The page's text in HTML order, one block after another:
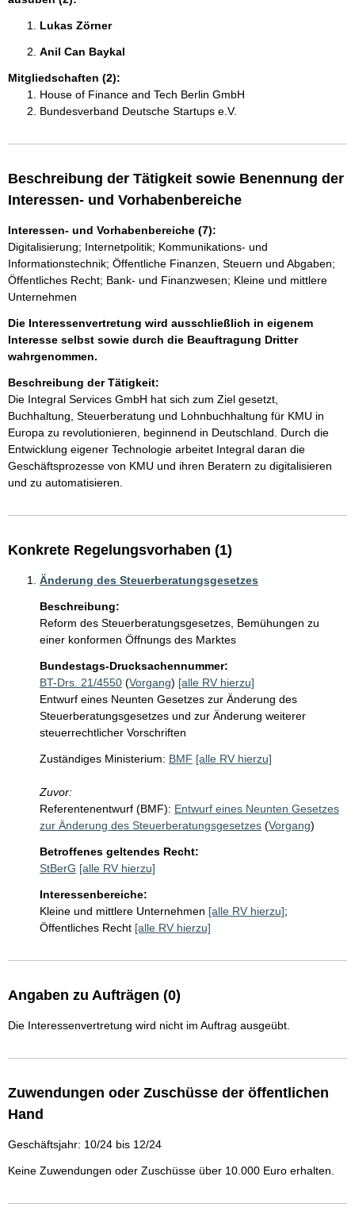
Lukas Zörner
Anil Can Baykal
Mitgliedschaften (2):
House of Finance and Tech Berlin GmbH
Bundesverband Deutsche Startups e.V.
Beschreibung der Tätigkeit sowie Benennung der
Interessen- und Vorhabenbereiche
Interessen- und Vorhabenbereiche (7):
Digitalisierung; Internetpolitik; Kommunikations- und
Informationstechnik; Öffentliche Finanzen, Steuern und Abgaben;
Öffentliches Recht; Bank- und Finanzwesen; Kleine und mittlere
Unternehmen
Die Interessenvertretung wird ausschließlich in eigenem
Interesse selbst sowie durch die Beauftragung Dritter
wahrgenommen.
Beschreibung der Tätigkeit:
Die Integral Services GmbH hat sich zum Ziel gesetzt,
Buchhaltung, Steuerberatung und Lohnbuchhaltung für KMU in
Europa zu revolutionieren, beginnend in Deutschland. Durch die
Entwicklung eigener Technologie arbeitet Integral daran die
Geschäftsprozesse von KMU und ihren Beratern zu digitalisieren
und zu automatisieren.
Konkrete Regelungsvorhaben (1)
Änderung des Steuerberatungsgesetzes
Beschreibung:
Reform des Steuerberatungsgesetzes, Bemühungen zu
einer konformen Öffnungs des Marktes
Bundestags-Drucksachennummer:
BT-Drs. 21/4550 (Vorgang) [alle RV hierzu]
Entwurf eines Neunten Gesetzes zur Änderung des
Steuerberatungsgesetzes und zur Änderung weiterer
steuerrechtlicher Vorschriften
Zuständiges Ministerium: BMF [alle RV hierzu]
Zuvor:
Referentenentwurf (BMF): Entwurf eines Neunten Gesetzes
zur Änderung des Steuerberatungsgesetzes (Vorgang)
Betroffenes geltendes Recht:
StBerG [alle RV hierzu]
Interessenbereiche:
Kleine und mittlere Unternehmen [alle RV hierzu];
Öffentliches Recht [alle RV hierzu]
Angaben zu Aufträgen (0)
Die Interessenvertretung wird nicht im Auftrag ausgeübt.
Zuwendungen oder Zuschüsse der öffentlichen
Hand
Geschäftsjahr: 10/24 bis 12/24
Keine Zuwendungen oder Zuschüsse über 10.000 Euro erhalten.